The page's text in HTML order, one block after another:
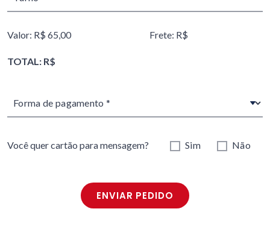
Valor: R$ 65,00 Frete: R$
TOTAL: R$
Você quer cartão para mensagem? Sim Não
ENVIAR PEDIDO